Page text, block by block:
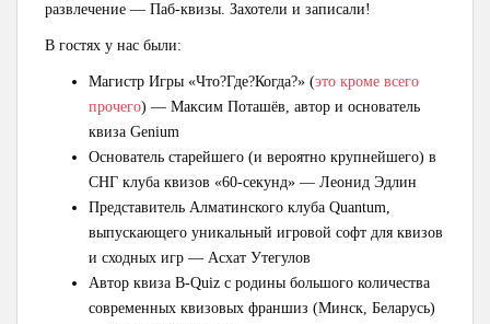
развлечение — Паб-квизы. Захотели и записали!
В гостях у нас были:
Магистр Игры «Что?Где?Когда?» (это кроме всего
прочего) — Максим Поташёв, автор и основатель
квиза Genium
Основатель старейшего (и вероятно крупнейшего) в
СНГ клуба квизов «60-секунд» — Леонид Эдлин
Представитель Алматинского клуба Quantum,
выпускающего уникальный игровой софт для квизов
и сходных игр — Асхат Утегулов
Автор квиза B-Quiz с родины большого количества
современных квизовых франшиз (Минск, Беларусь)